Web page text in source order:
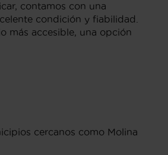
contamos con una
condición y fiabilidad.
más accesible, una opción
cercanos como Molina